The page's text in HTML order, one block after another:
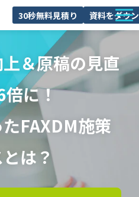
30秒無料見積り 資料をダウ
とは
入事例
料金
ログ
ご質問
＆原稿の見直
倍に！
FAXDM施策
は？